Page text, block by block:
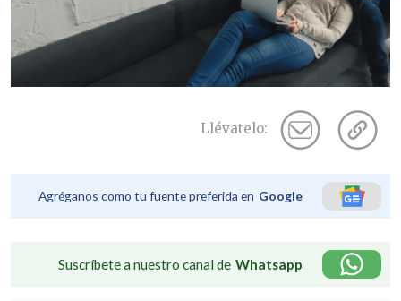
Llévatelo:
Agréganos como tu fuente preferida en Google
Suscríbete a nuestro canal de Whatsapp